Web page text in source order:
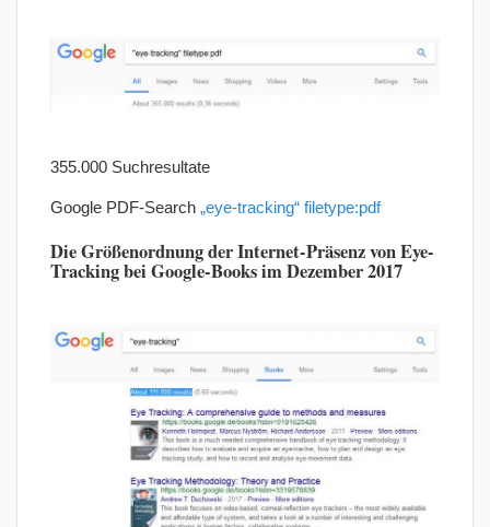
355.000 Suchresultate
Google PDF-Search „eye-tracking“ filetype:pdf
Die Größenordnung der Internet-Präsenz von Eye-
Tracking bei Google-Books im Dezember 2017